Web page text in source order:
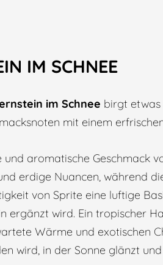
IM SCHNEE
im Schnee birgt etwas
mit einem
und aromatische Geschmack
erdige Nuancen, während
von Sprite eine luftige
ergänzt wird. Ein tropischer
Wärme und exotischen
wird, in der Sonne glänzt